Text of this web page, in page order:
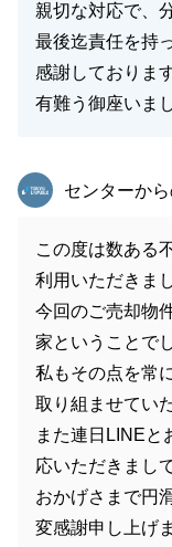
親切な対応で、
最後迄責任を持
感謝しております
有難う御座いま
東急リバブル
センターか
この度は数ある
利用いただきま
今回のご売却物
家ということで
私もその点を常
取り組ませてい
また連日LINEと
応いただきまし
おかげさまで円
変感謝申し上げ